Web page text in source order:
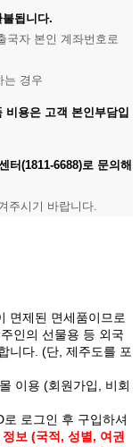
됩니다.
자 본인 계좌번호로
는 경우
용은 고객 본인부담입
터(1811-6688)로 문의해
주시기 바랍니다.
면제된 면세품이므로
인의 선물용 등 외국
니다. (단, 제주도를 포
이용 (회원가입, 비회
로그인 후 구입하셔
보 (국적, 성별, 여권